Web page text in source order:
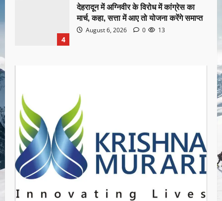
4
देहरादून में अग्निवीर के विरोध में कांग्रेस का
मार्च, कहा, सत्ता में आए तो योजना करेंगे समाप्त
August 6, 2026 0 13